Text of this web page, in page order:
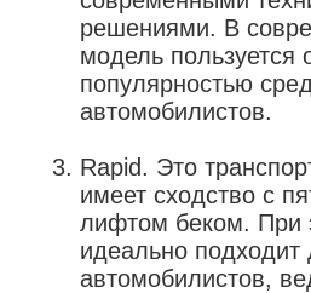
решениями. В
модель пользуется
популярностью
автомобилистов.
Rapid. Это
имеет сходство с
лифтом беком. При
идеально подходит
автомобилистов,